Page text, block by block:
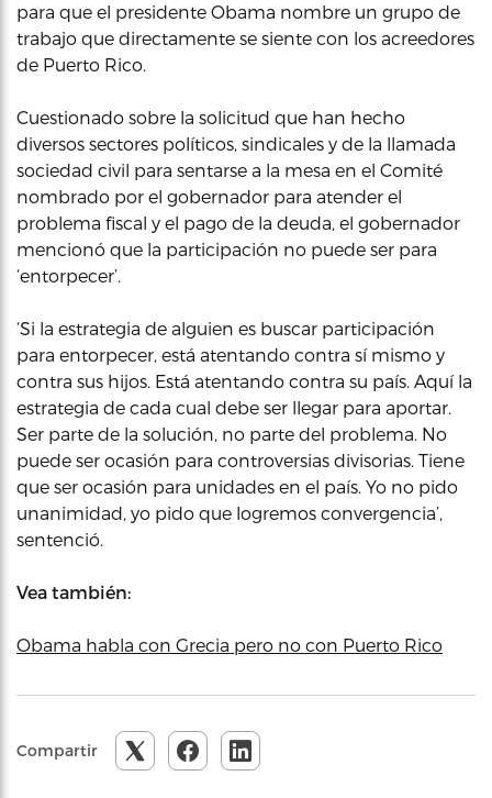
para que el presidente Obama nombre un grupo de
trabajo que directamente se siente con los acreedores
de Puerto Rico.
Cuestionado sobre la solicitud que han hecho
diversos sectores políticos, sindicales y de la llamada
sociedad civil para sentarse a la mesa en el Comité
nombrado por el gobernador para atender el
problema fiscal y el pago de la deuda, el gobernador
mencionó que la participación no puede ser para
‘entorpecer’.
‘Si la estrategia de alguien es buscar participación
para entorpecer, está atentando contra sí mismo y
contra sus hijos. Está atentando contra su país. Aquí la
estrategia de cada cual debe ser llegar para aportar.
Ser parte de la solución, no parte del problema. No
puede ser ocasión para controversias divisorias. Tiene
que ser ocasión para unidades en el país. Yo no pido
unanimidad, yo pido que logremos convergencia’,
sentenció.
Vea también:
Obama habla con Grecia pero no con Puerto Rico
Compartir